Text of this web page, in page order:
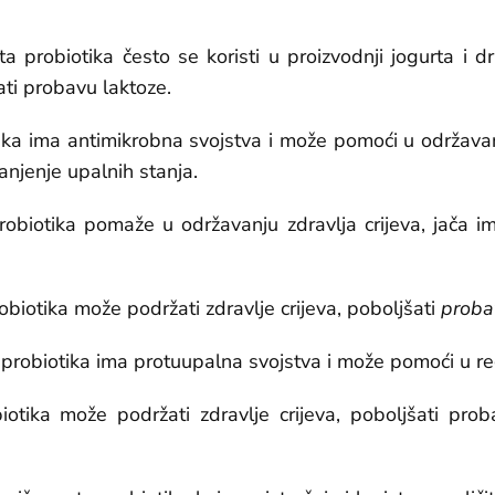
probiotika često se koristi u proizvodnji jogurta i
probavu laktoze.
ima antimikrobna svojstva i može pomoći u
upalnih stanja.
pomaže u održavanju zdravlja crijeva, jača
može podržati zdravlje crijeva, poboljšati
ima protuupalna svojstva i može pomoći u
može podržati zdravlje crijeva, poboljšati